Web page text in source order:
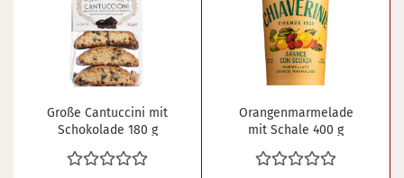
Große Can­tuc­ci­ni mit
Scho­ko­la­de 180 g
Oran­gen­mar­me­la­de
mit Scha­le 400 g